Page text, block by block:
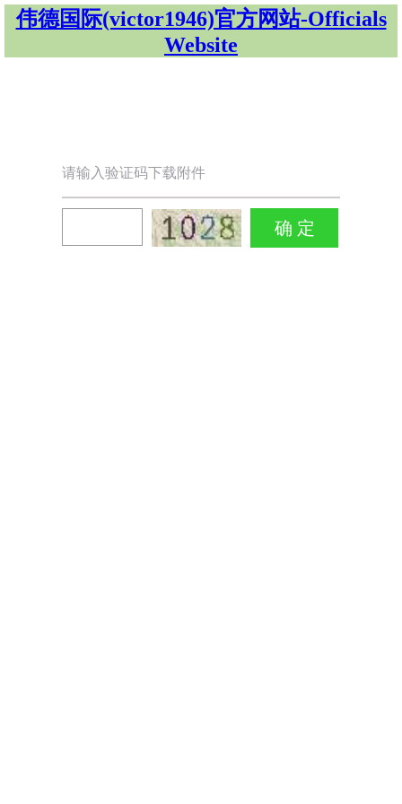
伟德国际(victor1946)官方网站-Officials
Website
请输入验证码下载附件